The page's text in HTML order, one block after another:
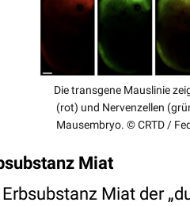
Die transgene Mauslinie
(rot) und Nervenzellen
Mausembryo. © CRTD /
Miat
Miat der